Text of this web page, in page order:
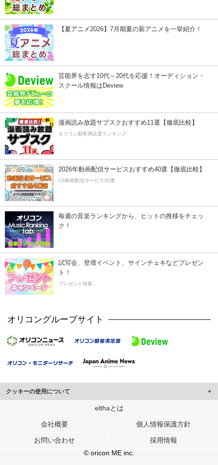
【夏アニメ2026】7月期夏の新アニメを一挙紹介！
芸能界を志す10代～20代を応援！オーディション・
スクール情報はDeview
漫画読み放題サブスクおすすめ11選【徹底比較】
オリコン顧客満足度ランキング
2026年動画配信サービスおすすめ40選【徹底比較】
CS動画配信サービス20選
毎週の音楽ランキングから、ヒットの推移をチェッ
ク！
試写会、登壇イベント、サインチェキなどプレゼン
ト！
プレゼント特集
オリコングループサイト
クッキーの使用について
このサイトでは Cookie を使用して、ユーザーに合わせたコンテンツや広告の
行っています。
メディアや広告配信、データ解析の各パートナーに提供しています。
各パートナーは、この情報とユーザーが各パートナーに提供した他の情報や、
ユーザーが各パートナーのサービスを使用したときに収集した他の情報を組み
elthaとは
会社概要 個人情報保護方針
お問い合わせ
採用情報
© oricon ME inc.